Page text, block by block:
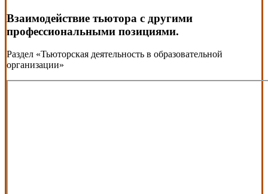
Взаимодействие тьютора с другими
профессиональными позициями.
Раздел «Тьюторская деятельность в образовательной
организации»